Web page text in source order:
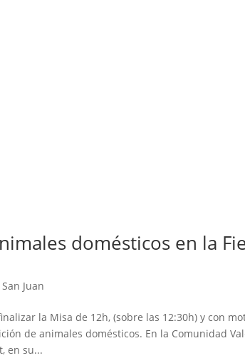
domésticos en la
San Juan
la Misa de 12h, (sobre las 12:30h) y con
de animales domésticos. En la Comunidad
en su...